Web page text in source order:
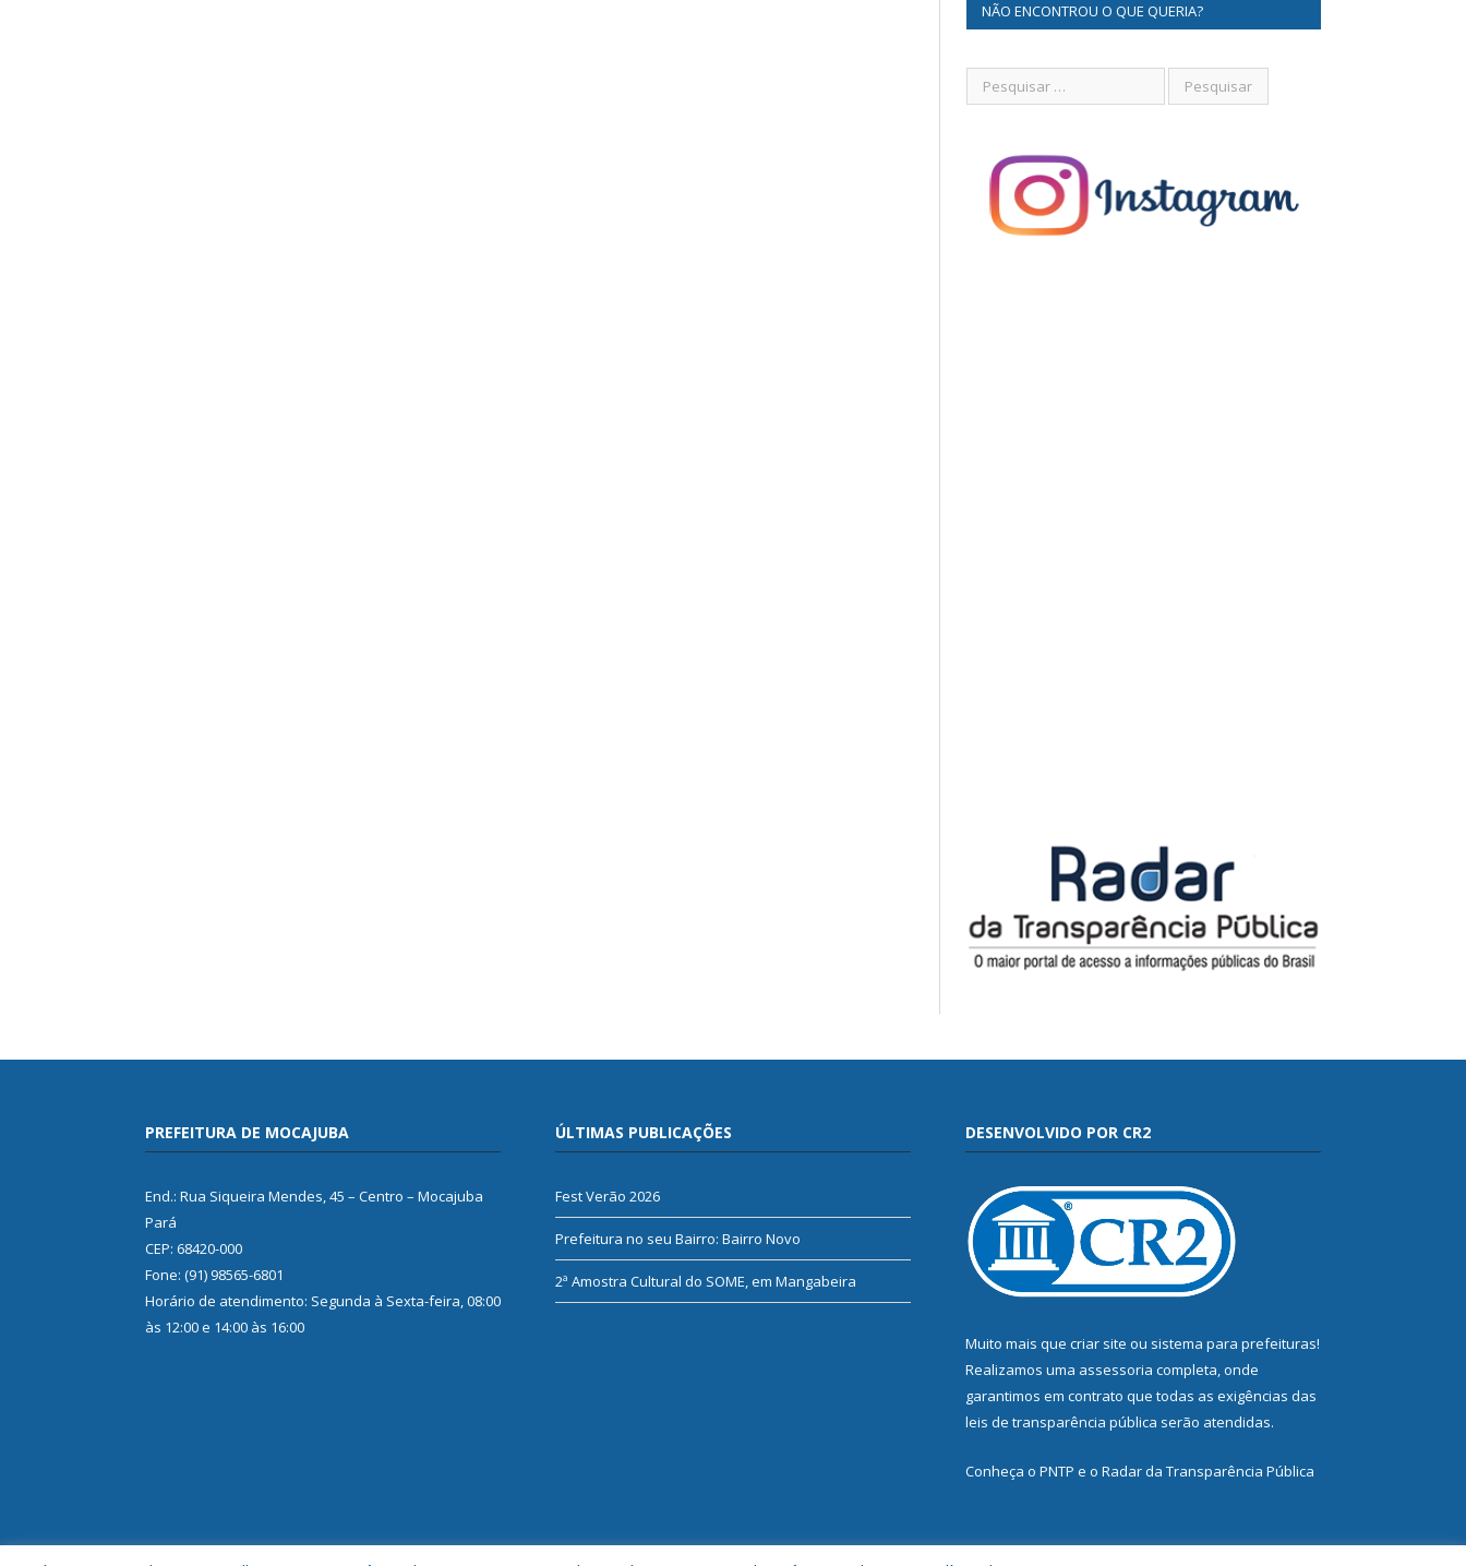
NÃO ENCONTROU O QUE QUERIA?
PREFEITURA DE MOCAJUBA
End.: Rua Siqueira Mendes, 45 – Centro – Mocajuba
Pará
CEP: 68420-000
Fone: (91) 98565-6801
Horário de atendimento: Segunda à Sexta-feira, 08:00
às 12:00 e 14:00 às 16:00
ÚLTIMAS PUBLICAÇÕES
Fest Verão 2026
Prefeitura no seu Bairro: Bairro Novo
2ª Amostra Cultural do SOME, em Mangabeira
DESENVOLVIDO POR CR2
Muito mais que criar site ou sistema para prefeituras!
Realizamos uma assessoria completa, onde
garantimos em contrato que todas as exigências das
leis de transparência pública serão atendidas.
Conheça o PNTP e o Radar da Transparência Pública